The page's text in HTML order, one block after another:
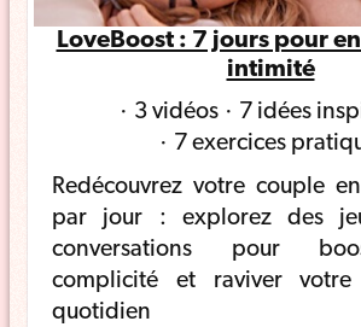
LoveBoost : 7 jours pour
intimité
3 vidéos
7 idées
7 exercices
Redécouvrez votre couple
par jour : explorez des
conversations pour
complicité et raviver
quotidien